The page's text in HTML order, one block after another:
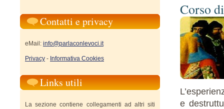
Corso
e
Contatti e privacy
eMail: info@parlaconlevoci.it
Privacy - Informativa Cookies
Links utili
La sezione contiene collegamenti ad altri siti